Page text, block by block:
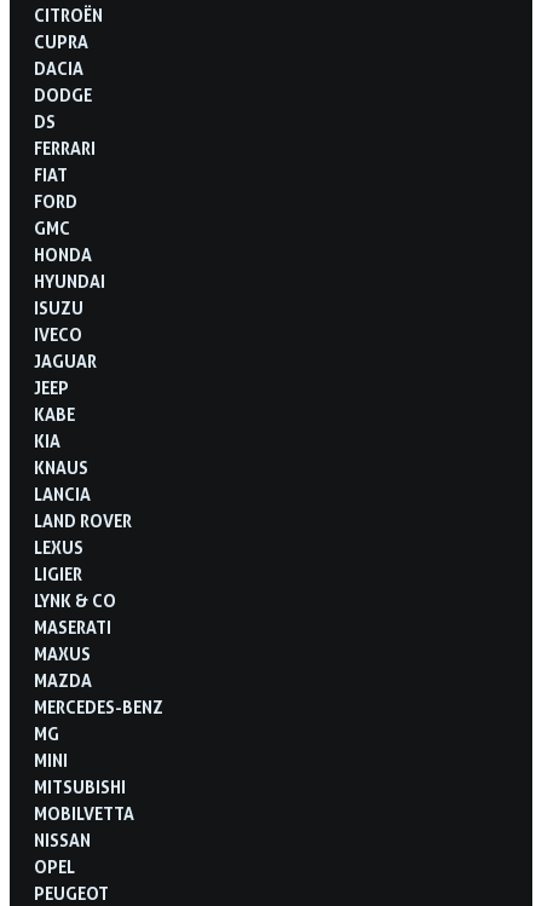
CITROËN
CUPRA
DACIA
DODGE
DS
FERRARI
FIAT
FORD
GMC
HONDA
HYUNDAI
ISUZU
IVECO
JAGUAR
JEEP
KABE
KIA
KNAUS
LANCIA
LAND ROVER
LEXUS
LIGIER
LYNK & CO
MASERATI
MAXUS
MAZDA
MERCEDES-BENZ
MG
MINI
MITSUBISHI
MOBILVETTA
NISSAN
OPEL
PEUGEOT